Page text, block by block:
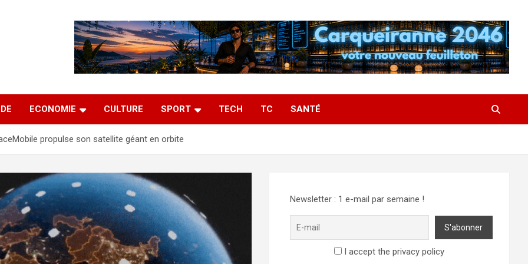
ECONOMIE CULTURE SPORT TECH TC SANTÉ
propulse son satellite géant en orbite
Newsletter : 1 e-mail par semaine !
I accept the privacy policy